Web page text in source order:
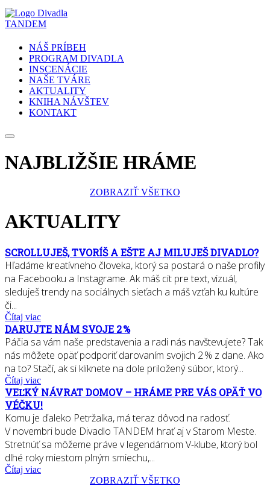
NÁŠ PRÍBEH
PROGRAM DIVADLA
INSCENÁCIE
NAŠE TVÁRE
AKTUALITY
KNIHA NÁVŠTEV
KONTAKT
NAJBLIŽŠIE HRÁME
ZOBRAZIŤ VŠETKO
AKTUALITY
SCROLLUJEŠ, TVORÍŠ A EŠTE AJ MILUJEŠ DIVADLO?
Hľadáme kreatívneho človeka, ktorý sa postará o naše profily
na Facebooku a Instagrame. Ak máš cit pre text, vizuál,
sleduješ trendy na sociálnych sieťach a máš vzťah ku kultúre
či...
Čítaj viac
DARUJTE NÁM SVOJE 2 %
Páčia sa vám naše predstavenia a radi nás navštevujete? Tak
nás môžete opäť podporiť darovaním svojich 2 % z dane. Ako
na to? Stačí, ak si kliknete na dole priložený súbor, ktorý...
Čítaj viac
VEĽKÝ NÁVRAT DOMOV – HRÁME PRE VÁS OPÄŤ VO
VÉČKU!
Komu je ďaleko Petržalka, má teraz dôvod na radosť.
V novembri bude Divadlo TANDEM hrať aj v Starom Meste.
Stretnúť sa môžeme práve v legendárnom V-klube, ktorý bol
dlhé roky miestom plným smiechu,...
Čítaj viac
ZOBRAZIŤ VŠETKO